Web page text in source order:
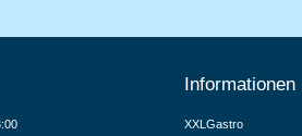
Informationen
XXLGastro